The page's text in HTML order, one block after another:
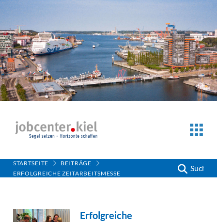
STARTSEITE
BEITRÄGE
ERFOLGREICHE ZEITARBEITSMESSE
Suche
Erfolgreiche